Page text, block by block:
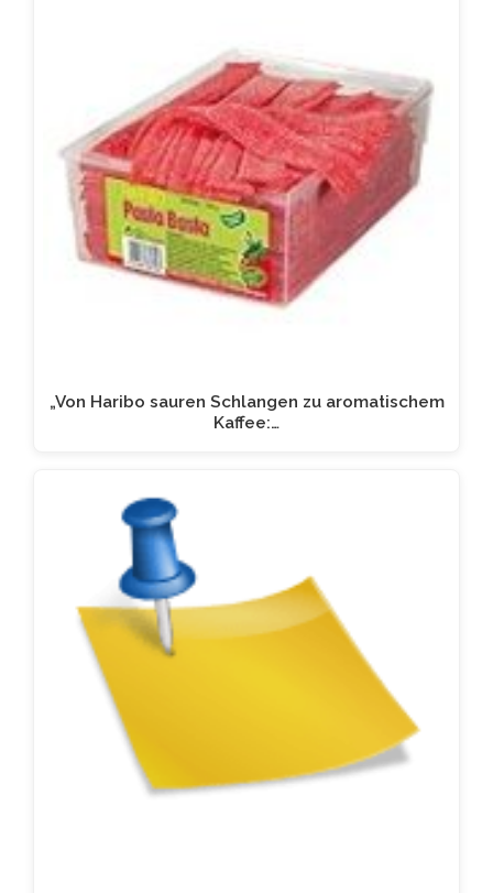
„Von Haribo sauren Schlangen zu aromatischem
Kaffee:…